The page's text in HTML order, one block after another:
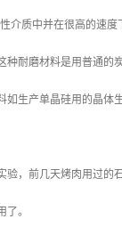
质中并在很高的速度
耐磨材料是用普通的
生产单晶硅用的晶体
，前几天烤肉用过的
。